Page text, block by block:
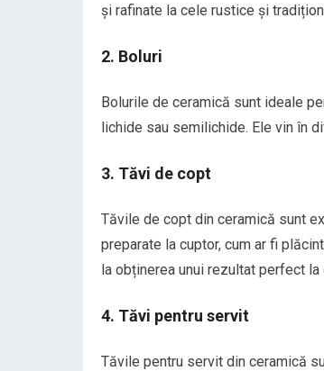
și rafinate la cele rustice și
2. Boluri
Bolurile de ceramică sunt ideale
lichide sau semilichide. Ele vin în
3. Tăvi de copt
Tăvile de copt din ceramică sunt
preparate la cuptor, cum ar fi
la obținerea unui rezultat perfect la
4. Tăvi pentru servit
Tăvile pentru servit din ceramică